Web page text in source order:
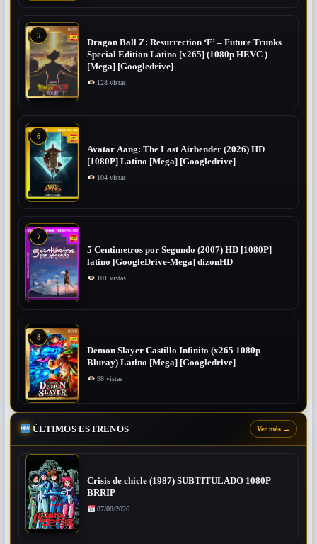
5
Dragon Ball Z: Resurrection ‘F’ – Future Trunks
Special Edition Latino [x265] (1080p HEVC )
[Mega] [Googledrive]
128 vistas
6
Avatar Aang: The Last Airbender (2026) HD
[1080P] Latino [Mega] [Googledrive]
104 vistas
7
5 Centimetros por Segundo (2007) ​HD [1080P]
latino [GoogleDrive-Mega] dizonHD
101 vistas
8
Demon Slayer Castillo Infinito (x265 1080p
Bluray) Latino [Mega] [Googledrive]
98 vistas
ÚLTIMOS ESTRENOS Ver más →
Crisis de chicle (1987) SUBTITULADO 1080P
BRRIP
07/08/2026